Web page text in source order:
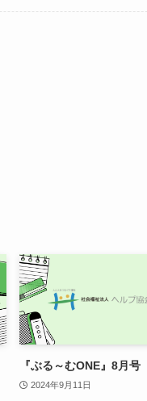
『ぶる～むONE』8月号
2024年9月11日